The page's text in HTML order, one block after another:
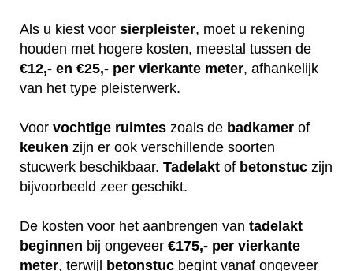
Als u kiest voor sierpleister, moet u rekening
houden met hogere kosten, meestal tussen de
€12,- en €25,- per vierkante meter, afhankelijk
van het type pleisterwerk.
Voor vochtige ruimtes zoals de badkamer of
keuken zijn er ook verschillende soorten
stucwerk beschikbaar. Tadelakt of betonstuc zijn
bijvoorbeeld zeer geschikt.
De kosten voor het aanbrengen van tadelakt
beginnen bij ongeveer €175,- per vierkante
meter, terwijl betonstuc begint vanaf ongeveer